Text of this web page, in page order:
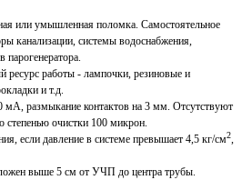
или умышленная поломка. Самостоятельное
канализации, системы водоснабжения,
парогенератора.
ресурс работы - лампочки, резиновые и
и т.д.
мА, размыкание контактов на 3 мм. Отсутствуют
очистки 100 микрон.
если давление в системе превышает 4,5 кг/см2
выше 5 см от УЧП до центра трубы.